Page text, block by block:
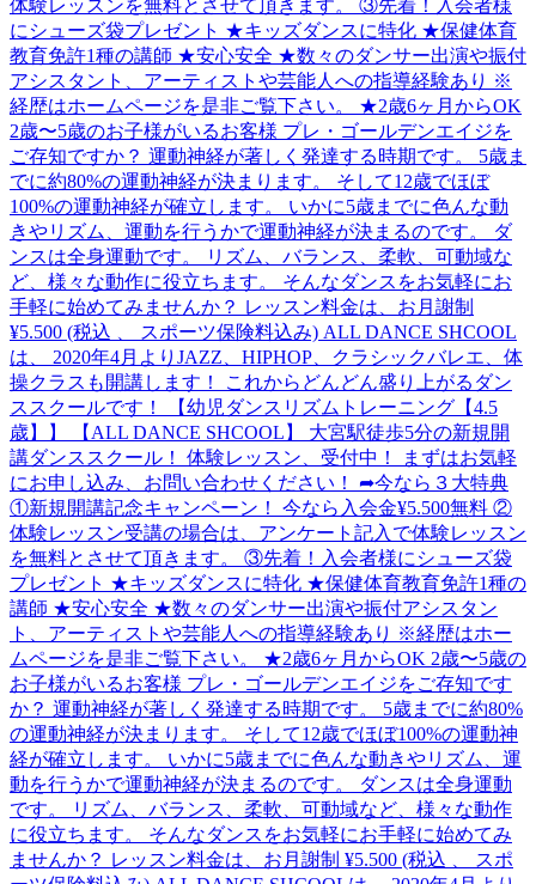
体験レッスンを無料とさせて頂きます。 ③先着！入会者様
にシューズ袋プレゼント ★キッズダンスに特化 ★保健体育
教育免許1種の講師 ★安心安全 ★数々のダンサー出演や振付
アシスタント、アーティストや芸能人への指導経験あり ※
経歴はホームページを是非ご覧下さい。 ★2歳6ヶ月からOK
2歳〜5歳のお子様がいるお客様 プレ・ゴールデンエイジを
ご存知ですか？ 運動神経が著しく発達する時期です。 5歳ま
でに約80%の運動神経が決まります。 そして12歳でほぼ
100%の運動神経が確立します。 いかに5歳までに色んな動
きやリズム、運動を行うかで運動神経が決まるのです。 ダ
ンスは全身運動です。 リズム、バランス、柔軟、可動域な
ど、様々な動作に役立ちます。 そんなダンスをお気軽にお
手軽に始めてみませんか？ レッスン料金は、お月謝制
¥5.500 (税込 、 スポーツ保険料込み) ALL DANCE SHCOOL
は、 2020年4月よりJAZZ、HIPHOP、クラシックバレエ、体
操クラスも開講します！ これからどんどん盛り上がるダン
ススクールです！ 【幼児ダンスリズムトレーニング【4.5
歳】】 【ALL DANCE SHCOOL】 大宮駅徒歩5分の新規開
講ダンススクール！ 体験レッスン、受付中！ まずはお気軽
にお申し込み、お問い合わせください！ ➦今なら３大特典
①新規開講記念キャンペーン！ 今なら入会金¥5.500無料 ②
体験レッスン受講の場合は、アンケート記入で体験レッスン
を無料とさせて頂きます。 ③先着！入会者様にシューズ袋
プレゼント ★キッズダンスに特化 ★保健体育教育免許1種の
講師 ★安心安全 ★数々のダンサー出演や振付アシスタン
ト、アーティストや芸能人への指導経験あり ※経歴はホー
ムページを是非ご覧下さい。 ★2歳6ヶ月からOK 2歳〜5歳の
お子様がいるお客様 プレ・ゴールデンエイジをご存知です
か？ 運動神経が著しく発達する時期です。 5歳までに約80%
の運動神経が決まります。 そして12歳でほぼ100%の運動神
経が確立します。 いかに5歳までに色んな動きやリズム、運
動を行うかで運動神経が決まるのです。 ダンスは全身運動
です。 リズム、バランス、柔軟、可動域など、様々な動作
に役立ちます。 そんなダンスをお気軽にお手軽に始めてみ
ませんか？ レッスン料金は、お月謝制 ¥5.500 (税込 、 スポ